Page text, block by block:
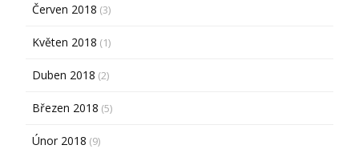
Červen 2018 (3)
Květen 2018 (1)
Duben 2018 (2)
Březen 2018 (5)
Únor 2018 (9)